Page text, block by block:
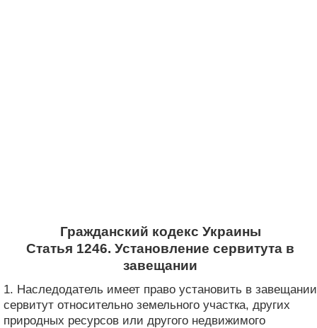
Гражданский кодекс Украины
Статья 1246. Установление сервитута в
завещании
1. Наследодатель имеет право установить в завещании
сервитут относительно земельного участка, других
природных ресурсов или другого недвижимого